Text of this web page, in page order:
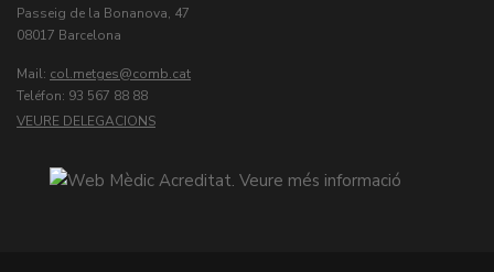
Passeig de la Bonanova, 47
08017 Barcelona
Mail: col.metges
Teléfon: 93 567 88 88
VEURE DELEGACIONS